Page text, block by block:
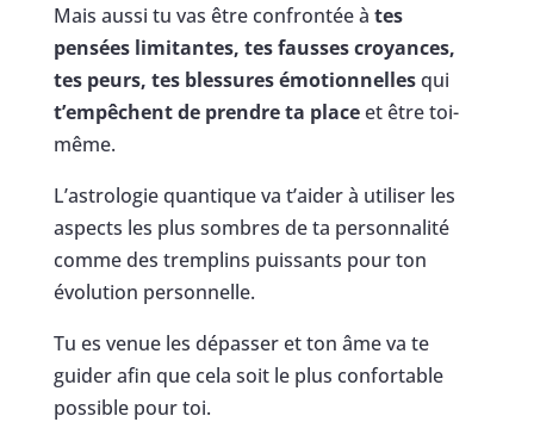
Mais aussi tu vas être confrontée à tes
pensées limitantes, tes fausses croyances,
tes peurs, tes blessures émotionnellesqui
t’empêchent de prendre ta placeet être toi-
même.
L’astrologie quantique va t’aider à utiliser les
aspects les plus sombres de ta personnalité
comme des tremplins puissants pour ton
évolution personnelle.
Tu es venue les dépasser et ton âme va te
guider afin que cela soit le plus confortable
possible pour toi.